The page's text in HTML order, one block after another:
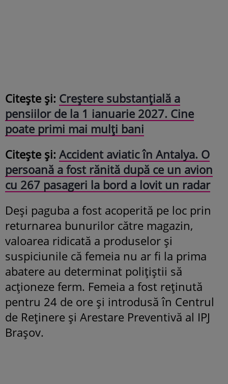
Citește și: Creștere substanțială a
pensiilor de la 1 ianuarie 2027. Cine
poate primi mai mulți bani
Citește și: Accident aviatic în Antalya. O
persoană a fost rănită după ce un avion
cu 267 pasageri la bord a lovit un radar
Deși paguba a fost acoperită pe loc prin
returnarea bunurilor către magazin,
valoarea ridicată a produselor și
suspiciunile că femeia nu ar fi la prima
abatere au determinat polițiștii să
acționeze ferm. Femeia a fost reținută
pentru 24 de ore și introdusă în Centrul
de Reținere și Arestare Preventivă al IPJ
Brașov.